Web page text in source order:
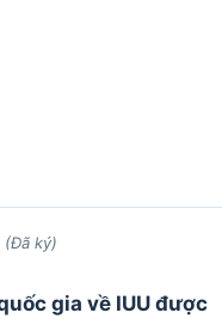
(Đã ký)
gia về IUU được